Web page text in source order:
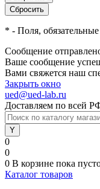
* - Поля,
Сообщение
Ваше сообщение
Вами свяжется наш
Закрыть окно
ued@ued-lab.ru
Доставляем по всей
0
0
0 В корзине пока
Каталог товаров